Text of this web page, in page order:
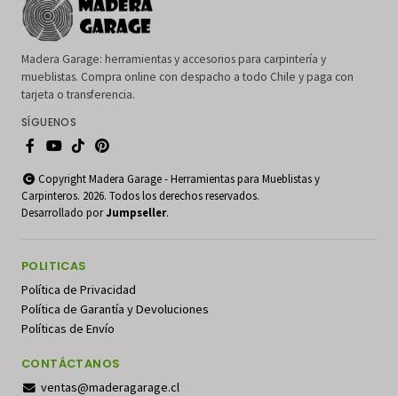
Madera Garage: herramientas y accesorios para carpintería y
mueblistas. Compra online con despacho a todo Chile y paga con
tarjeta o transferencia.
SÍGUENOS
Copyright Madera Garage - Herramientas para Mueblistas y
Carpinteros. 2026. Todos los derechos reservados.
Desarrollado porJumpseller.
POLITICAS
Política de Privacidad
Política de Garantía y Devoluciones
Políticas de Envío
CONTÁCTANOS
ventas@maderagarage.cl